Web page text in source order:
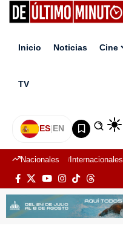
Inicio Noticias Cine
TV
ES|EN
Nacionales Internacionales